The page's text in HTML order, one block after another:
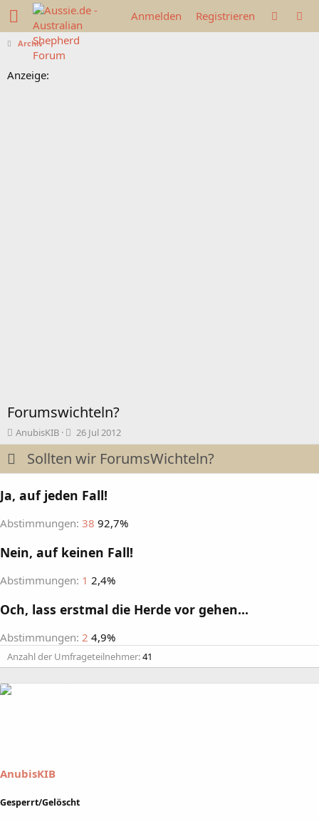
Anmelden Registrieren
Archiv
Anzeige:
Forumswichteln?
T
h
n
t
r
t
r
AnubisKIB
B
e
g
n
a
u
m
26 Jul 2012
Sollten wir ForumsWichteln?
Ja, auf jeden Fall!
Abstimmungen: 38 92,7%
Nein, auf keinen Fall!
Abstimmungen: 1 2,4%
Och, lass erstmal die Herde vor gehen...
Abstimmungen: 2 4,9%
Anzahl der Umfrageteilnehmer 41
AnubisKIB
Gesperrt/Gelöscht